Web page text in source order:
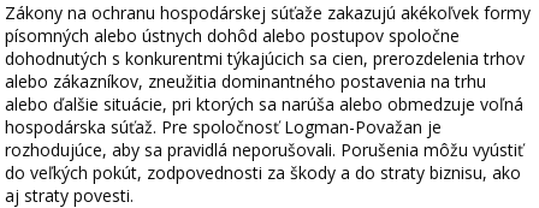
Zákony na ochranu hospodárskej súťaže zakazujú akékoľvek formy
písomných alebo ústnych dohôd alebo postupov spoločne
dohodnutých s konkurentmi týkajúcich sa cien, prerozdelenia trhov
alebo zákazníkov, zneužitia dominantného postavenia na trhu
alebo ďalšie situácie, pri ktorých sa narúša alebo obmedzuje voľná
hospodárska súťaž. Pre spoločnosť Logman-Považan je
rozhodujúce, aby sa pravidlá neporušovali. Porušenia môžu vyústiť
do veľkých pokút, zodpovednosti za škody a do straty biznisu, ako
aj straty povesti.